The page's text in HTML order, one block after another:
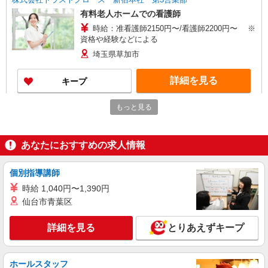
有料老人ホームでの看護師
時給：准看護師2150円〜/看護師2200円〜 ※
資格や経験などによる
埼玉県草加市
キープ 詳細を見る
草加駅のサ高住＊シフト融通が利くため子育て
世代から大人気♪
時給2400円〜3000円 ＜日払い有/週払い有/交
草加市西町｜最寄駅：草加
詳細を見る
職業紹介
株式会社kotrio /●SW-S-2023698
草加駅≫高級シニアマンションの看護師▼居室
もっと見る
あなたにおすすめの求人情報
個別指導講師
時給 1,040円〜1,390円
仙台市青葉区
詳細を見る とりあえずキープ
ホールスタッフ